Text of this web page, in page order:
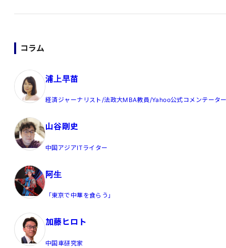
コラム
浦上早苗
経済ジャーナリスト/法政大MBA教員/Yahoo公式コメンテータ
山谷剛史
中国アジアITライター
阿生
「東京で中華を食らう」
加藤ヒロト
中国車研究家